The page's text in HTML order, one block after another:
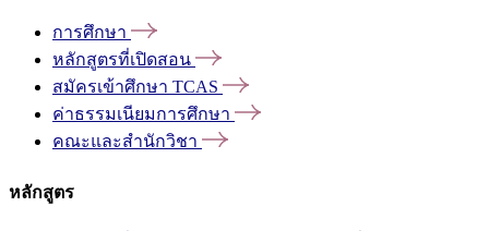
การศึกษา
หลักสูตรที่เปิดสอน
สมัครเข้าศึกษา TCAS
ค่าธรรมเนียมการศึกษา
คณะและสำนักวิชา
หลักสูตร